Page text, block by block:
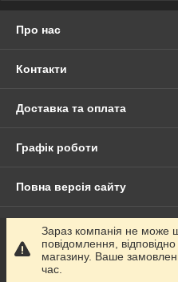
Про нас
Контакти
Доставка та оплата
Графік роботи
Повна версія сайту
Сайт створено на
Політика конфіденційності
Зараз компанія не може
повідомлення,
магазину. Ваше
час.